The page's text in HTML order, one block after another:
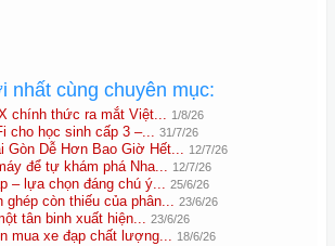
nhất cùng chuyên mục:
chính thức ra mắt Việt... 1/8/26
cho học sinh cấp 3 –... 31/7/26
Gòn Dễ Hơn Bao Giờ Hết... 12/7/26
để tự khám phá Nha... 12/7/26
– lựa chọn đáng chú ý... 25/6/26
ghép còn thiếu của phân... 23/6/26
tân binh xuất hiện... 23/6/26
mua xe đạp chất lượng... 18/6/26